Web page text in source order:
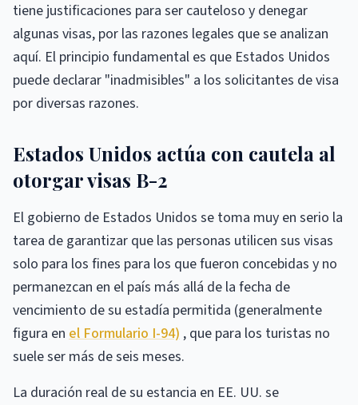
tiene justificaciones para ser cauteloso y denegar
algunas visas, por las razones legales que se analizan
aquí. El principio fundamental es que Estados Unidos
puede declarar "inadmisibles" a los solicitantes de visa
por diversas razones.
Estados Unidos actúa con cautela al
otorgar visas B-2
El gobierno de Estados Unidos se toma muy en serio la
tarea de garantizar que las personas utilicen sus visas
solo para los fines para los que fueron concebidas y no
permanezcan en el país más allá de la fecha de
vencimiento de su estadía permitida (generalmente
figura en el Formulario I-94) , que para los turistas no
suele ser más de seis meses.
La duración real de su estancia en EE. UU. se